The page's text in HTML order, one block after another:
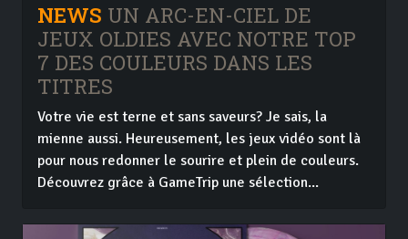
NEWS UN ARC-EN-CIEL DE
JEUX OLDIES AVEC NOTRE TOP
7 DES COULEURS DANS LES
TITRES
Votre vie est terne et sans saveurs? Je sais, la
mienne aussi. Heureusement, les jeux vidéo sont là
pour nous redonner le sourire et plein de couleurs.
Découvrez grâce à GameTrip une sélection...